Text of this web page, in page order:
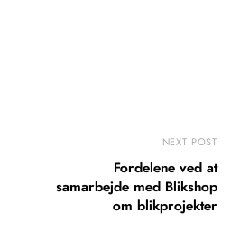
NEXT POST
Fordelene ved at
samarbejde med Blikshop
om blikprojekter